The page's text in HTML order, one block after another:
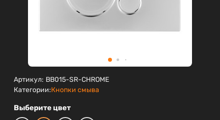
Артикул: BB015-SR-CHROME
Категории:Кнопки смыва
Выберите цвет